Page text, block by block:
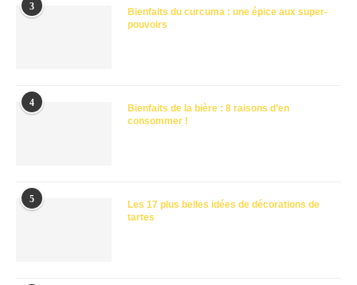
3
Bienfaits du curcuma : une épice aux super-
pouvoirs
4
Bienfaits de la bière : 8 raisons d’en
consommer !
5
Les 17 plus belles idées de décorations de
tartes